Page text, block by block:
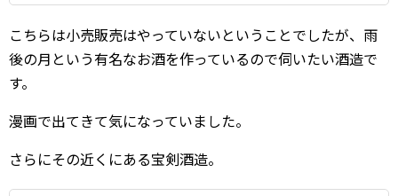
こちらは小売販売はやっていないということでしたが、雨
後の月という有名なお酒を作っているので伺いたい酒造で
す。
漫画で出てきて気になっていました。
さらにその近くにある宝剣酒造。